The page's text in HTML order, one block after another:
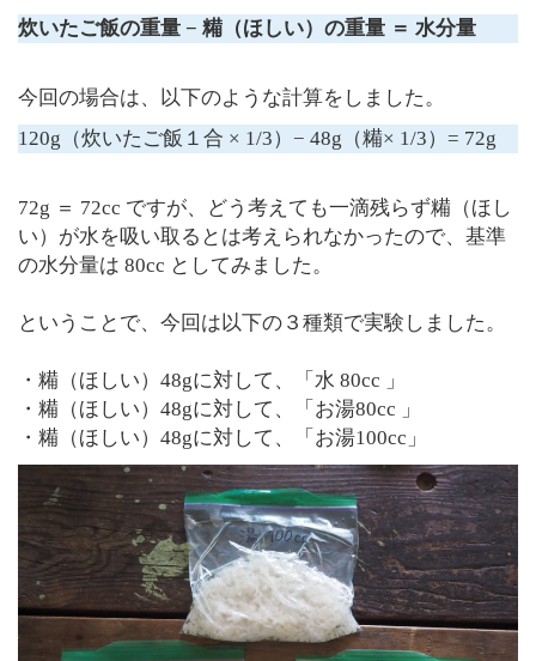
炊いたご飯の重量 − 糒（ほしい）の重量 ＝ 水分量
今回の場合は、以下のような計算をしました。
120g（炊いたご飯１合 × 1/3）− 48g（糒× 1/3）= 72g
72g ＝ 72cc ですが、どう考えても一滴残らず糒（ほし
い）が水を吸い取るとは考えられなかったので、基準
の水分量は 80cc としてみました。
ということで、今回は以下の３種類で実験しました。
・糒（ほしい）48gに対して、「水 80cc 」
・糒（ほしい）48gに対して、「お湯80cc 」
・糒（ほしい）48gに対して、「お湯100cc」